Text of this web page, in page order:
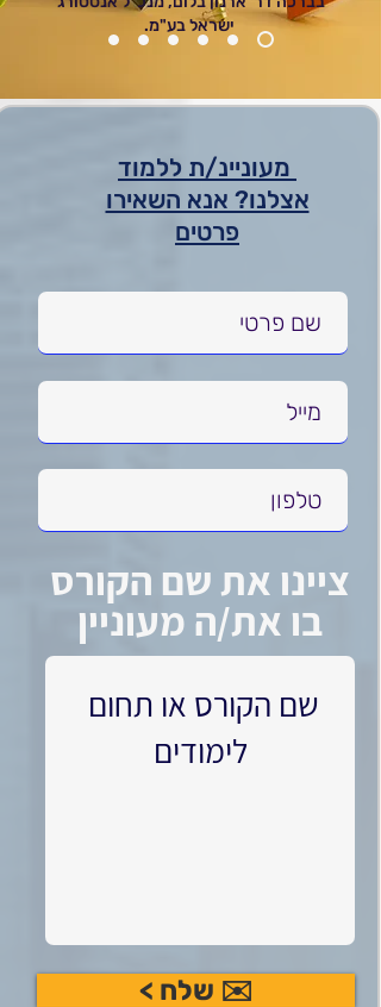
ישראל בע"מ.
מעוניינ/ת ללמוד
אצלנו? אנא השאירו
פרטים
ציינו את שם הקורס
בו את/ה מעוניין
✉️ שלח >